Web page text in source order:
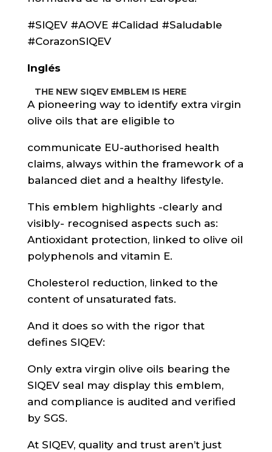
#SIQEV #AOVE #Calidad #Saludable
#CorazonSIQEV
Inglés
THE NEW SIQEV EMBLEM IS HERE
A pioneering way to identify extra virgin
olive oils that are eligible to
communicate EU-authorised health
claims, always within the framework of a
balanced diet and a healthy lifestyle.
This emblem highlights -clearly and
visibly- recognised aspects such as:
Antioxidant protection, linked to olive oil
polyphenols and vitamin E.
Cholesterol reduction, linked to the
content of unsaturated fats.
And it does so with the rigor that
defines SIQEV:
Only extra virgin olive oils bearing the
SIQEV seal may display this emblem,
and compliance is audited and verified
by SGS.
At SIQEV, quality and trust aren’t just